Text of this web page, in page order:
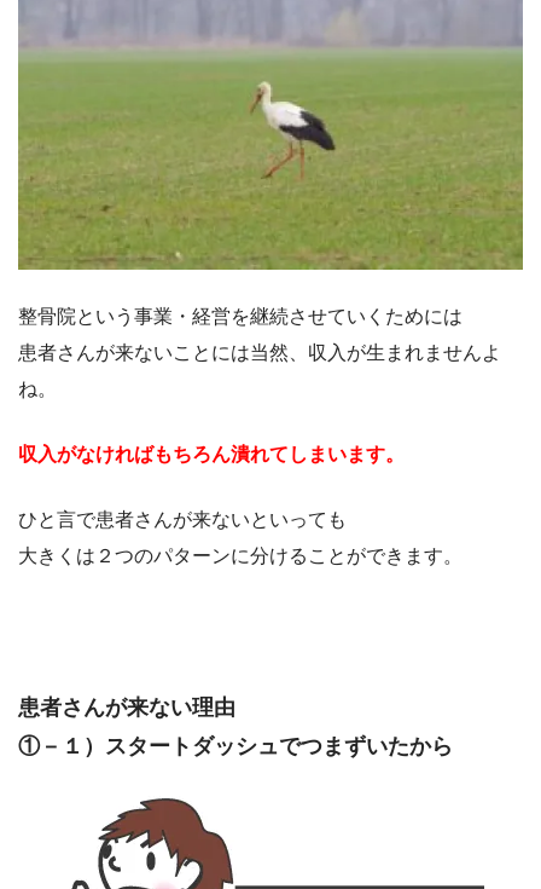
整骨院という事業・経営を継続させていくためには
患者さんが来ないことには当然、収入が生まれませんよ
ね。
収入がなければもちろん潰れてしまいます。
ひと言で患者さんが来ないといっても
大きくは２つのパターンに分けることができます。
患者さんが来ない理由
①－１）スタートダッシュでつまずいたから